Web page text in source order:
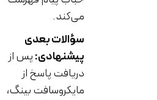
سؤالات بعدی
پیشنهادی:پس از
دریافت پاسخ از
مایکروسافت بینگ،